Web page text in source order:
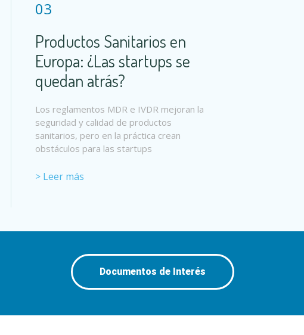
03
Productos Sanitarios en
Europa: ¿Las startups se
quedan atrás?
Los reglamentos MDR e IVDR mejoran la
seguridad y calidad de productos
sanitarios, pero en la práctica crean
obstáculos para las startups
> Leer más
Documentos de Interés